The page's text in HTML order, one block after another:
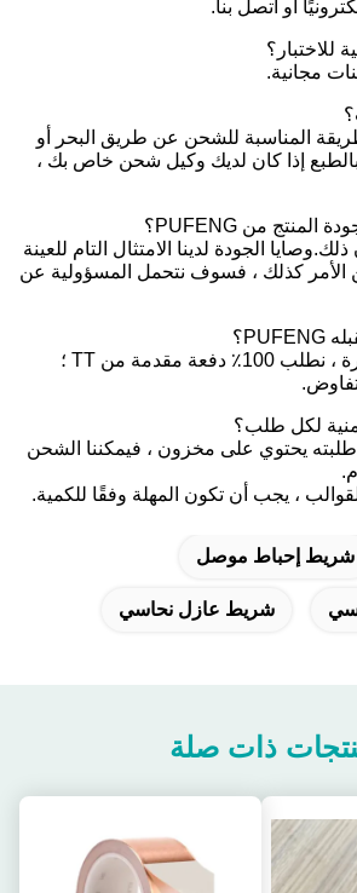
أو اتصل بنا.
مجانية.
المناسبة للشحن عن طريق البحر أو
إذا كان لديك وكيل شحن خاص بك ،
الجودة لدينا الامتثال التام للعينة
الأمر كذلك ، فسوف نتحمل المسؤولية عن
بالنسبة للكمية الصغيرة ، نطلب 100٪ دفعة مقدمة من TT ؛
طلبته يحتوي على مخزون ، فيمكننا الشحن
، يجب أن تكون المهلة وفقًا للكمية.
شريط إحباط موصل
شريط عازل نحاسي
ذات صلة